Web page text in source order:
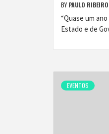
BY PAULO RIBEIRO
“Quase um
Estado e de
EVENTOS